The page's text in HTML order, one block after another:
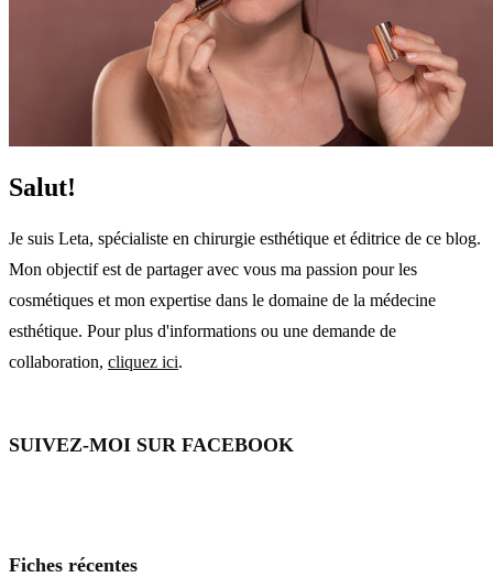
Salut!
Je suis Leta, spécialiste en chirurgie esthétique et éditrice de ce blog.
Mon objectif est de partager avec vous ma passion pour les
cosmétiques et mon expertise dans le domaine de la médecine
esthétique. Pour plus d'informations ou une demande de
collaboration, cliquez ici.
SUIVEZ-MOI SUR FACEBOOK
Fiches récentes